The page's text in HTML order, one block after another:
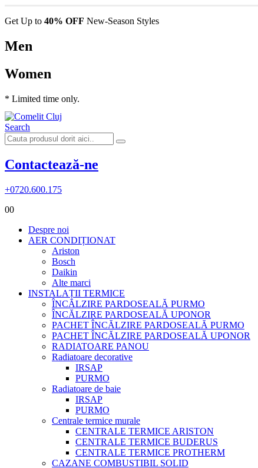
Get Up to 40% OFF New-Season Styles
Men
Women
* Limited time only.
Search
Contactează-ne
+0720.600.175
00
Despre noi
AER CONDIȚIONAT
Ariston
Bosch
Daikin
Alte marci
INSTALAȚII TERMICE
ÎNCĂLZIRE PARDOSEALĂ PURMO
ÎNCĂLZIRE PARDOSEALĂ UPONOR
PACHET ÎNCĂLZIRE PARDOSEALĂ PURMO
PACHET ÎNCĂLZIRE PARDOSEALĂ UPONOR
RADIATOARE PANOU
Radiatoare decorative
IRSAP
PURMO
Radiatoare de baie
IRSAP
PURMO
Centrale termice murale
CENTRALE TERMICE ARISTON
CENTRALE TERMICE BUDERUS
CENTRALE TERMICE PROTHERM
CAZANE COMBUSTIBIL SOLID